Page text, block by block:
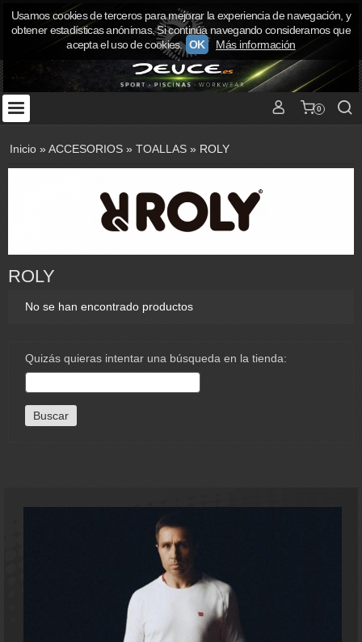
0
Inicio »ACCESORIOS » TOALLAS » ROLY
ROLY
No se han encontrado productos
Quizás quieras intentar una búsqueda en la tienda:
Usamos cookies de terceros para mejorar la experiencia de navegación, y
obtener estadísticas anónimas. Si continúa navegando consideramos que
acepta el uso de cookies. OK Más información